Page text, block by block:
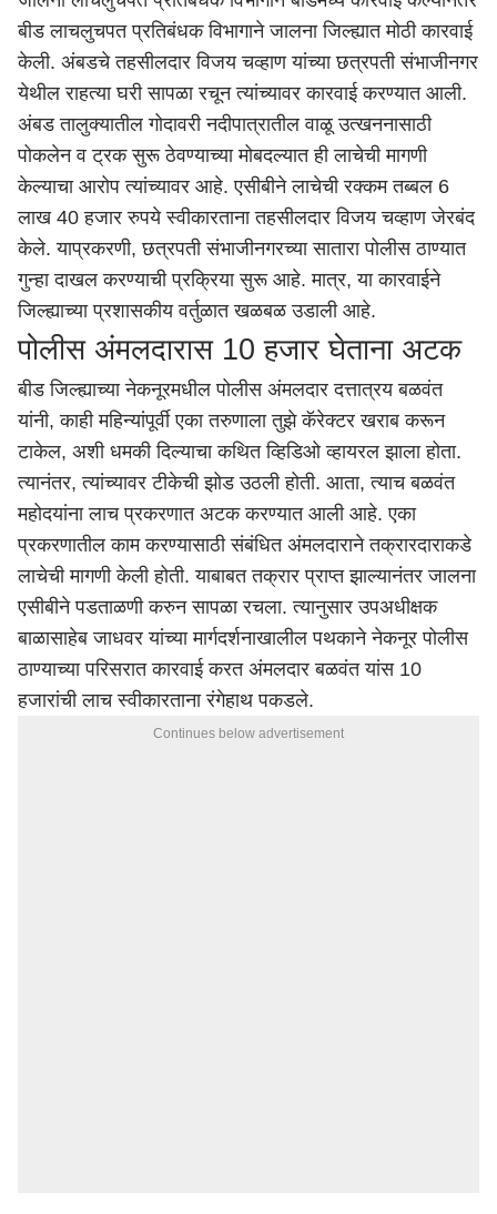
बीड लाचलुचपत प्रतिबंधक विभागाने जालना जिल्ह्यात मोठी कारवाई
केली. अंबडचे तहसीलदार विजय चव्हाण यांच्या छत्रपती संभाजीनगर
येथील राहत्या घरी सापळा रचून त्यांच्यावर कारवाई करण्यात आली.
अंबड तालुक्यातील गोदावरी नदीपात्रातील वाळू उत्खननासाठी
पोकलेन व ट्रक सुरू ठेवण्याच्या मोबदल्यात ही लाचेची मागणी
केल्याचा आरोप त्यांच्यावर आहे. एसीबीने लाचेची रक्कम तब्बल 6
लाख 40 हजार रुपये स्वीकारताना तहसीलदार विजय चव्हाण जेरबंद
केले. याप्रकरणी,छत्रपती संभाजीनगरच्यासातारापोलीस ठाण्यात
गुन्हा दाखल करण्याची प्रक्रिया सुरू आहे. मात्र, या कारवाईने
जिल्ह्याच्या प्रशासकीय वर्तुळात खळबळ उडाली आहे.
पोलीस अंमलदारास 10 हजार घेताना अटक
बीडजिल्ह्याच्या नेकनूरमधील पोलीस अंमलदार दत्तात्रय बळवंत
यांनी, काही महिन्यांपूर्वी एका तरुणाला तुझे कॅरेक्टर खराब करून
टाकेल, अशी धमकी दिल्याचा कथित व्हिडिओ व्हायरल झाला होता.
त्यानंतर, त्यांच्यावर टीकेची झोड उठली होती. आता, त्याच बळवंत
महोदयांना लाच प्रकरणात अटक करण्यात आली आहे. एका
प्रकरणातील काम करण्यासाठी संबंधित अंमलदाराने तक्रारदाराकडे
लाचेची मागणी केली होती. याबाबत तक्रार प्राप्त झाल्यानंतर जालना
एसीबीने पडताळणी करुन सापळा रचला. त्यानुसार उपअधीक्षक
बाळासाहेब जाधवर यांच्या मार्गदर्शनाखालील पथकाने नेकनूर पोलीस
ठाण्याच्या परिसरात कारवाई करत अंमलदार बळवंत यांस 10
हजारांची लाच स्वीकारताना रंगेहाथ पकडले.
Continues below advertisement